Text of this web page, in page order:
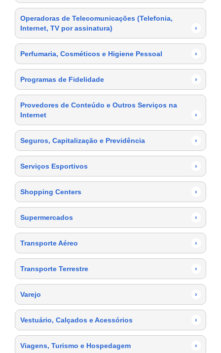
Operadoras de Telecomunicações (Telefonia,
Internet, TV por assinatura)
›
Perfumaria, Cosméticos e Higiene Pessoal ›
Programas de Fidelidade ›
Provedores de Conteúdo e Outros Serviços na
Internet
›
Seguros, Capitalização e Previdência ›
Serviços Esportivos ›
Shopping Centers ›
Supermercados ›
Transporte Aéreo ›
Transporte Terrestre ›
Varejo ›
Vestuário, Calçados e Acessórios ›
Viagens, Turismo e Hospedagem ›